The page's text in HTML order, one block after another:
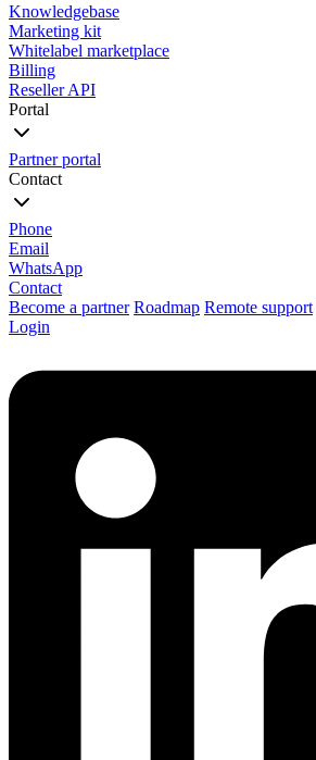
Knowledgebase
Marketing kit
Whitelabel marketplace
Billing
Reseller API
Portal
Partner portal
Contact
Phone
Email
WhatsApp
Contact
Become a partner Roadmap Remote support
Login